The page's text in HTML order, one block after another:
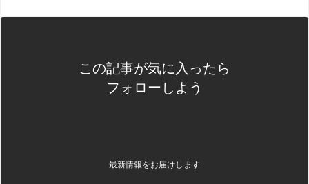
この記事が気に入ったら
フォローしよう
最新情報をお届けします